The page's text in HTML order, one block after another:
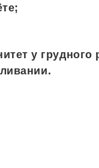
у грудного